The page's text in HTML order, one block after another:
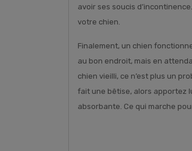
avoir ses soucis
votre chien.
Finalement, un chien
au bon endroit, mais en
chien vieilli, ce n’est plus un
fait une bêtise, alors apportez
absorbante. Ce qui marche